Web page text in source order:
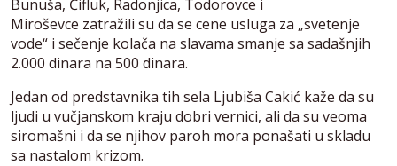
Bunuša, Čifluk, Radonjica, Todorovce i
Miroševce zatražili su da se cene usluga za „svetenje
vode“ i sečenje kolača na slavama smanje sa sadašnjih
2.000 dinara na 500 dinara.
Jedan od predstavnika tih sela Ljubiša Cakić kaže da su
ljudi u vučjanskom kraju dobri vernici, ali da su veoma
siromašni i da se njihov paroh mora ponašati u skladu
sa nastalom krizom.